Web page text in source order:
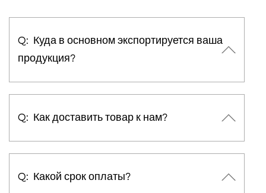
Q: Куда в основном экспортируется ваша
продукция?
Q: Как доставить товар к нам?
Q: Какой срок оплаты?